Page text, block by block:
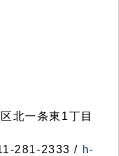
北一条東1丁目
281-2333 / h-